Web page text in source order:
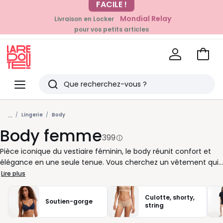
EN CE MOMENT
-20% dès 39€*
sur la mode
Livraison en Locker Mondial Relay
pour vos petits articles
Menu
Redoute
Rechercher
Derniers
articles
vus
Voir
... Lingerie Body
Body femme399
Pièce iconique du vestiaire féminin, le body réunit confort et
élégance en une seule tenue. Vous cherchez un vêtement qui
s’adapte à vos journées bien remplies ? Les bodys sont pensés
pour suivre vos mouvements, que vous soyez au bureau, en
sortie ou à la maison. Ajustés sans être contraignants, ils se
glissent facilement sous vos vêtements et offrent un tombé
impeccable, sans plis ni démarcations. Vous trouverez dans
Lire plus
Soutien-gorge
Culotte, shorty,
string